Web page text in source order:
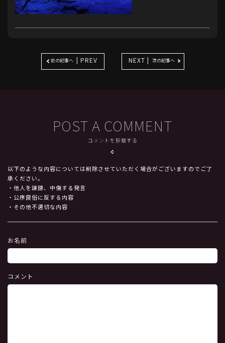
前の記事へ | PREV NEXT | 次の記事へ
POST A COMMENT
コメントを投稿する
以下のような内容については削除させていただく場合がございますのでご了
承ください。
・他人を誹謗、中傷する発言
・公序良俗に反する内容
・その他不適切な内容
お名前
コメント